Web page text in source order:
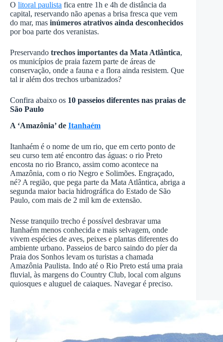
O litoral paulista fica entre 1h e 4h de distância da
capital, reservando não apenas a brisa fresca que vem
do mar, mas inúmeros atrativos ainda desconhecidos
por boa parte dos veranistas.
Preservando trechos importantes da Mata Atlântica,
os municípios de praia fazem parte de áreas de
conservação, onde a fauna e a flora ainda resistem. Que
tal ir além dos trechos urbanizados?
Confira abaixo os 10 passeios diferentes nas praias de
São Paulo
A ‘Amazônia’ de Itanhaém
Itanhaém é o nome de um rio, que em certo ponto de
seu curso tem até encontro das águas: o rio Preto
encosta no rio Branco, assim como acontece na
Amazônia, com o rio Negro e Solimões. Engraçado,
né? A região, que pega parte da Mata Atlântica, abriga a
segunda maior bacia hidrográfica do Estado de São
Paulo, com mais de 2 mil km de extensão.
Nesse tranquilo trecho é possível desbravar uma
Itanhaém menos conhecida e mais selvagem, onde
vivem espécies de aves, peixes e plantas diferentes do
ambiente urbano. Passeios de barco saindo do píer da
Praia dos Sonhos levam os turistas a chamada
Amazônia Paulista. Indo até o Rio Preto está uma praia
fluvial, às margens do Country Club, local com alguns
quiosques e aluguel de caiaques. Navegar é preciso.